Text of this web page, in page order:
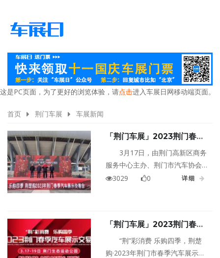
这是PC页面，为了更好的浏览体验，请点击进入车展日网移动端页面。
首页 荆门车展 车展新闻
「荆门车展」2023荆门春季
汽车展交会来啦！“大礼包”等
你来拿
3月17日，由荆门高新区商务
服务中心主办、荆门市汽车协会
承办的2023年稳增长、促消费、
有近50个汽车品牌、300多款车型
参展，其中有长城汽车生产的长
城炮、坦克300、坦克500等。
3029 0 详细
「荆门车展」2023荆门春季
车展3月17日-19日与您相约
生态运动公园
“荆”彩消费 乐购四季，荆楚
购·2023年荆门市春季汽车展示交